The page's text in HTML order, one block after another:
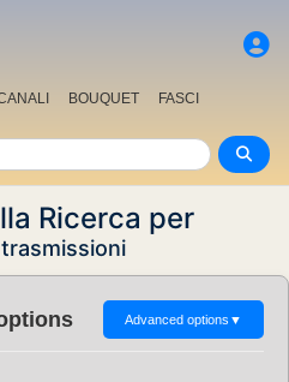
BOUQUET
FASCI
Ricerca per
Advanced options ▼